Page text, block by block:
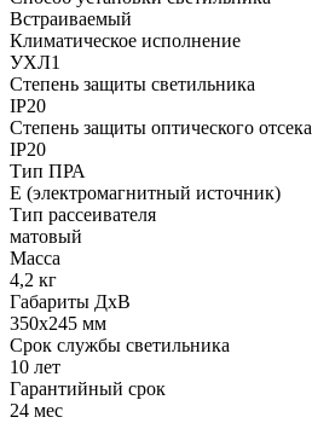
Встраиваемый
Климатическое исполнение
УХЛ1
Степень защиты светильника
IP20
Степень защиты оптического отсека
IP20
Тип ПРА
E (электромагнитный источник)
Тип рассеивателя
матовый
Масса
4,2 кг
Габариты ДхВ
350x245 мм
Срок службы светильника
10 лет
Гарантийный срок
24 мес